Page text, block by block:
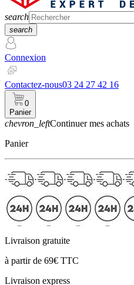
search
search
Connexion
Contactez-nous03 24 27 42 16
0
Panier
chevron_leftContinuer mes achats
Panier
Livraison gratuite
à partir de 69€ TTC
Livraison express